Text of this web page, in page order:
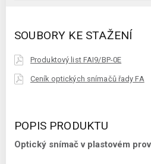
SOUBORY KE STAŽENÍ
Produktový list FAI9/BP-0E
Ceník optických snímačů řady FA
POPIS PRODUKTU
Optický snímač v plastovém